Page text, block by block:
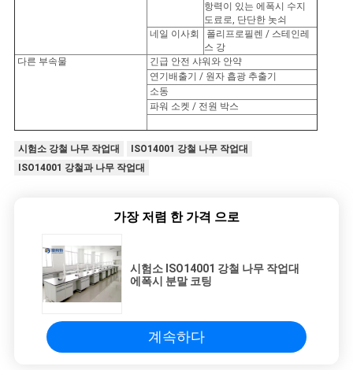
항력이 있는 에폭시 수지
도료로, 단단한 놋쇠
네일 이사회
폴리프로필렌 / 스테인레
스 강
다른 부속물
긴급 안전 샤워와 안약
연기배출기 / 원자 흡광 추출기
소동
파워 소켓 / 전원 박스
시험소 강철 나무 작업대
ISO14001 강철 나무 작업대
ISO14001 강철과 나무 작업대
가장 저렴 한 가격 으로
시험소 ISO14001 강철 나무 작업대
에폭시 분말 코팅
계속하다